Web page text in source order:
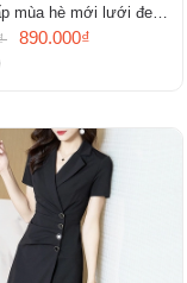
mùa hè mới lưới đen
chất nhỏ tay ngắn
890.000₫